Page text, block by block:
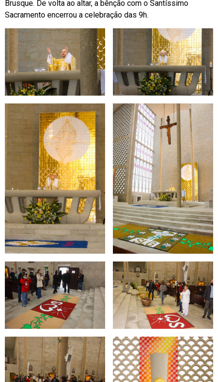
Brusque. De volta ao altar, a bênção com o Santíssimo
Sacramento encerrou a celebração das 9h.